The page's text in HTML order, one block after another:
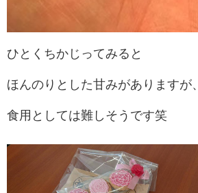
ひとくちかじってみると
ほんのりとした甘みがありますが、
食用としては難しそうです笑